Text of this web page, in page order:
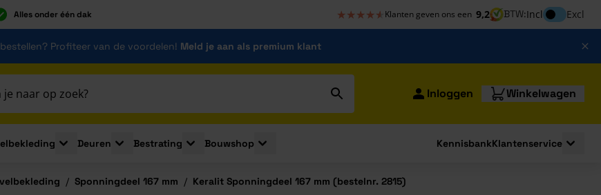
Alles onder één dak ★★★★★
★★★★★ Klanten geven ons een 9,2 BTW:InclInclusief btw
Excl
Profiteer van de voordelen! Meld je aan als premium klant
Inloggen Winkelwagen
for Isolatie
Toggle submenu for Gevelbekleding
Deuren
Toggle submenu for Deuren
Bestrating
Toggle submenu for Bestrating
Bouwshop
Toggle submenu for Bouwshop
KennisbankKlantenservice
/ Sponningdeel 167 mm / Keralit Sponningdeel 167 mm (bestelnr. 2815)